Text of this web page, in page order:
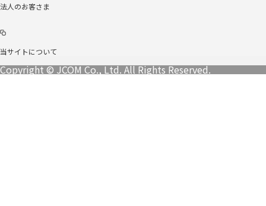
法人のお客さま
当サイトについて
Copyright © JCOM Co., Ltd. All Rights Reserved.